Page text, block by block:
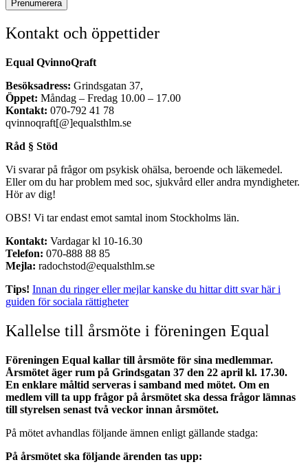
Kontakt och öppettider
Equal QvinnoQraft
Besöksadress: Grindsgatan 37,
Öppet: Måndag – Fredag 10.00 – 17.00
Kontakt: 070-792 41 78
qvinnoqraft[@]equalsthlm.se
Råd § Stöd
Vi svarar på frågor om psykisk ohälsa, beroende och läkemedel.
Eller om du har problem med soc, sjukvård eller andra myndigheter.
Hör av dig!
OBS! Vi tar endast emot samtal inom Stockholms län.
Kontakt: Vardagar kl 10-16.30
Telefon: 070-888 88 85
Mejla: radochstod@equalsthlm.se
Tips! Innan du ringer eller mejlar kanske du hittar ditt svar här i
guiden för sociala rättigheter
Kallelse till årsmöte i föreningen Equal
Föreningen Equal kallar till årsmöte för sina medlemmar.
Årsmötet äger rum på Grindsgatan 37 den 22 april kl. 17.30.
En enklare måltid serveras i samband med mötet. Om en
medlem vill ta upp frågor på årsmötet ska dessa frågor lämnas
till styrelsen senast två veckor innan årsmötet.
På mötet avhandlas följande ämnen enligt gällande stadga:
På årsmötet ska följande ärenden tas upp: